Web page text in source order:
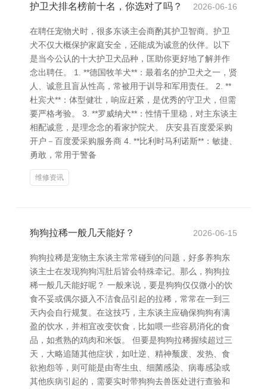
护卫犬排名榜前十名，你选对了吗？ 2026-06-16
在聘任宠物犬时，很多东谈主会商酌其护卫智商。护卫
犬不仅大概保护家庭安全，还能成为诚意的伙伴。以下
是当今公认的十大护卫犬品种，匡助你更好地了解并作
念出聘任。 1. **德国牧羊犬**：最着名的护卫犬之一，贤
人、诚意且盲从性高，常被用于训导和军用责任。 2. **
杜宾犬**：体型健壮，响应赶紧，是优秀的守卫犬，但需
要严格考验。 3. **罗威纳犬**：性情千里稳，对主东谈主
相配诚意，是理念念的看家护院犬。 庆安县百度爱采购
开户－百度爱采购服务商 4. **比利时马利诺斯**：敏捷、
勇敢，常用于警备
维修资讯
狗狗拉稀一般几天能好？ 2026-06-15
狗狗拉稀是宠物主东谈主常常碰到的问题，好多养狗东
谈主士在发现狗狗泻肚后皆会特殊牵记。那么，狗狗拉
稀一般几天能好呢？ 一般来说，要是狗狗仅仅微小的饮
食不妥或偶尔摄入不洁食品引起的拉稀，常常在一到三
天内会自行规复。在这技巧，主东谈主应确保狗狗有满
盈的饮水，并相宜改变饮食，比如喂一些容易消化的食
品，如煮熟的鸡肉和米饭。 但要是狗狗拉稀握续超过三
天，大略追随其他症状，如吐逆、精神颓废、发热、食
欲抱怨等，则可能是由寄生虫、细菌感染、病毒感染或
其他疾病引起的，需要实时带狗狗去兽医处进行查验和